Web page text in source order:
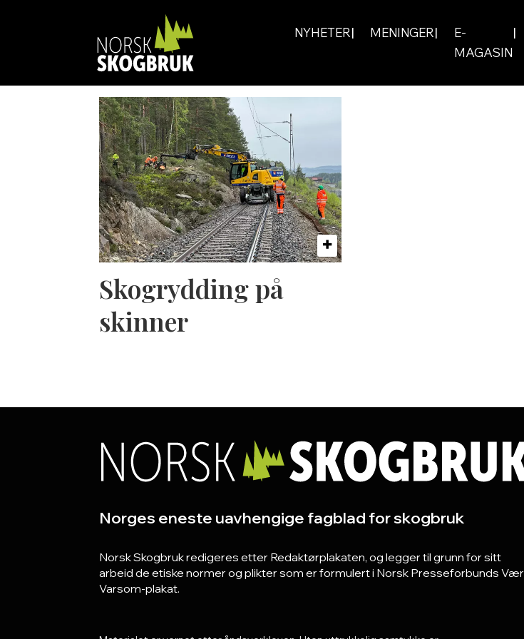
NYHETER MENINGER
E-
MAGASIN
jernbane
Skogrydding på
skinner
Norges eneste uavhengige fagblad for skogbruk
Norsk Skogbruk redigeres etter Redaktørplakaten, og legger til grunn for sitt
arbeid de etiske normer og plikter som er formulert i Norsk Presseforbunds Vær
Varsom-plakat.